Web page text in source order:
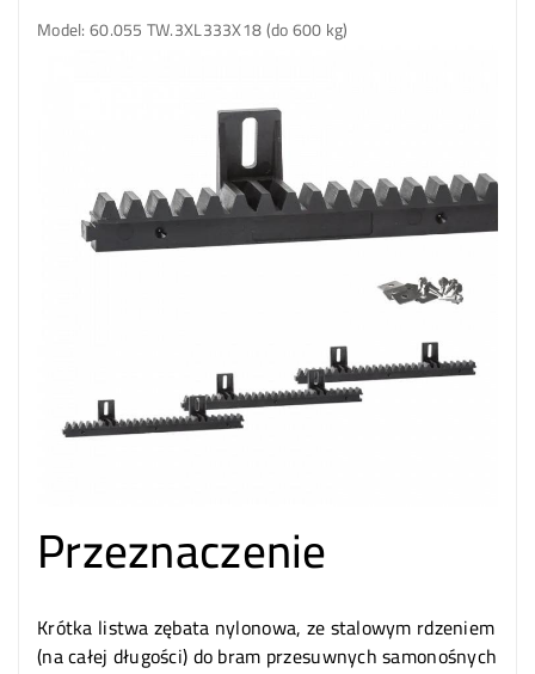
Model: 60.055 TW.3XL333X18 (do 600 kg)
Przeznaczenie
Krótka listwa zębata nylonowa, ze stalowym rdzeniem
(na całej długości) do bram przesuwnych samonośnych